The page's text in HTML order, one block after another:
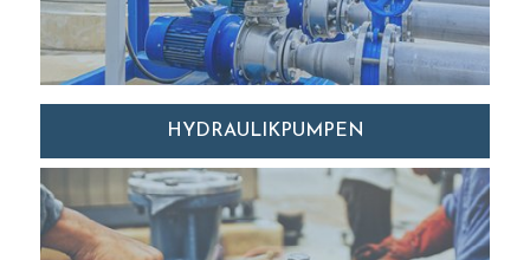
HYDRAULIKPUMPEN